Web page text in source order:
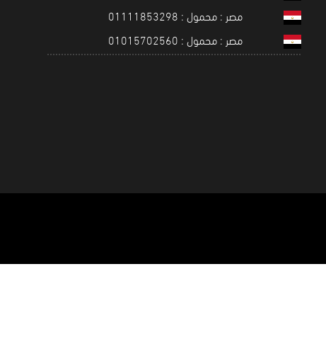
مصر : محمول : 01111853298
مصر : محمول : 01015702560